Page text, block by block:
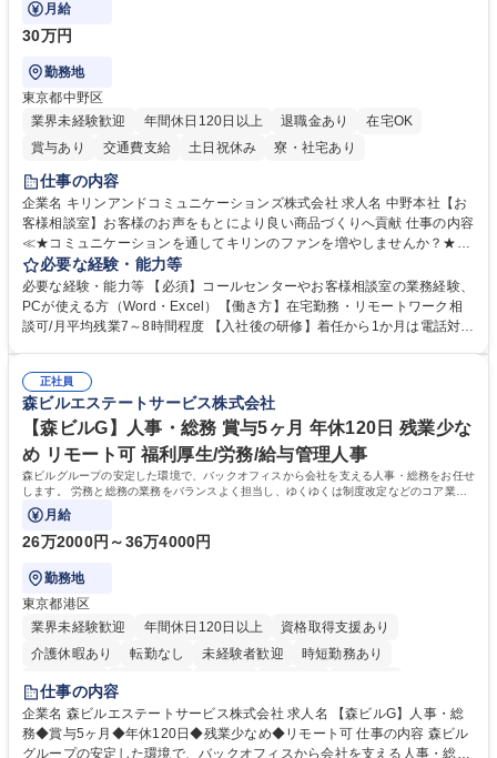
月給
30万円
勤務地
東京都中野区
業界未経験歓迎
年間休日120日以上 退職金あり
在宅OK
賞与あり
交通費支給 土日祝休み 寮・社宅あり
仕事の内容
企業名 キリンアンドコミュニケーションズ株式会社 求人名 中野本社【お
客様相談室】お客様のお声をもとにより良い商品づくりへ貢献 仕事の内容
≪★コミュニケーションを通してキリンのファンを増やしませんか？★≫
お客様のお声をより良い商品づくりに活かしていく上で、窓口となるお客
様相談室でのお仕事です。 日々お客様からいただくキリングループへのご
意見を、企業活動に活かしています。お客様からの声に迅速かつ誠意をも
って対応、情報提供するとともにグループ内活動に反映しています。 【具
平均100件前後■メール・手紙：同上40件前後 募集職種 中野本社【お客様
相談室】お客様のお声をもとにより良い商品づくりへ貢献
必要な経験・能力等
必要な経験・能力等 【必須】コールセンターやお客様相談室の業務経験、
PCが使える方（Word・Excel）【働き方】在宅勤務・リモートワーク相
談可/月平均残業7～8時間程度 【入社後の研修】着任から1か月は電話対応
すのでご安心ください。 【当社について】キリングループの広報機能を担
う会社として、お客様との出会いを大切にし、磨き上げたホスピタリティ
を込めてコミュニケーションをとりながら広報関連業務を行っておりま
す。 学歴・資格 学歴：大学院 大学 高専 短大 専修学校 高校 語学力： 資
格：
正社員
森ビルエステートサービス株式会社
【森ビルG】人事・総務 賞与5ヶ月 年休120日 残業少な
め リモート可 福利厚生/労務/給与管理人事
森ビルグループの安定した環境で、バックオフィスから会社を支える人事・総務をお任せ
します。 労務と総務の業務をバランスよく担当し、ゆくゆくは制度改定などのコア業務
にも挑戦できる、やりがいある環境です。
月給
26万2000円～36万4000円
勤務地
東京都港区
業界未経験歓迎
年間休日120日以上
資格取得支援あり
介護休暇あり
転勤なし 未経験者歓迎
時短勤務あり
経験者歓迎
完全週休2日制
交通費支給 長期歓迎 駅近5分以内 土日祝休み
仕事の内容
企業名 森ビルエステートサービス株式会社 求人名 【森ビルG】人事・総
務◆賞与5ヶ月◆年休120日◆残業少なめ◆リモート可 仕事の内容 森ビル
グループの安定した環境で、バックオフィスから会社を支える人事・総務